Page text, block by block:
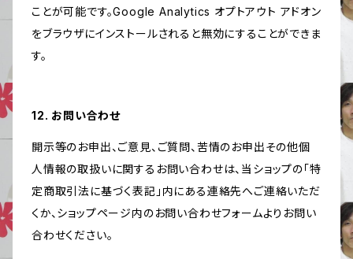
ことが可能です。Google Analytics オプトアウト アドオン
をブラウザにインストールされると無効にすることができま
す。
12. お問い合わせ
開示等のお申出、ご意見、ご質問、苦情のお申出その他個
人情報の取扱いに関するお問い合わせは、当ショップの「特
定商取引法に基づく表記」内にある連絡先へご連絡いただ
くか、ショップページ内のお問い合わせフォームよりお問い
合わせください。